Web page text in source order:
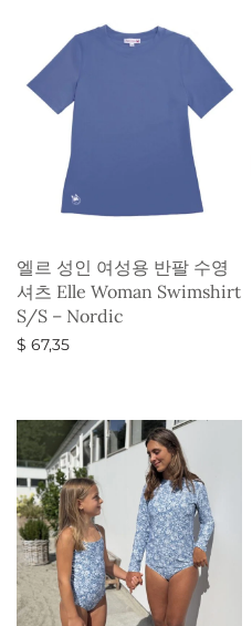
엘르 성인 여성용 반팔 수영
셔츠 Elle Woman Swimshirt
S/S – Nordic
$ 67,35